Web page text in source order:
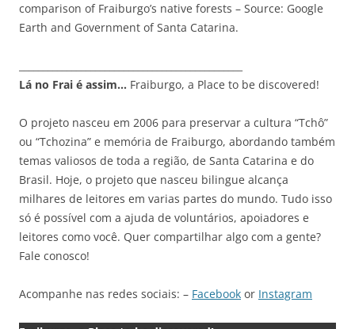
comparison of Fraiburgo’s native forests – Source: Google
Earth and Government of Santa Catarina.
Lá no Frai é assim… Fraiburgo, a Place to be discovered!
O projeto nasceu em 2006 para preservar a cultura “Tchô”
ou “Tchozina” e memória de Fraiburgo, abordando também
temas valiosos de toda a região, de Santa Catarina e do
Brasil. Hoje, o projeto que nasceu bilingue alcança
milhares de leitores em varias partes do mundo. Tudo isso
só é possível com a ajuda de voluntários, apoiadores e
leitores como você. Quer compartilhar algo com a gente?
Fale conosco!
Acompanhe nas redes sociais: – Facebook or Instagram